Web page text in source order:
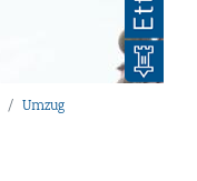
Umzug